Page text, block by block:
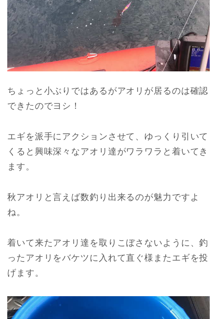
ちょっと小ぶりではあるがアオリが居るのは確認
できたのでヨシ！
エギを派手にアクションさせて、ゆっくり引いて
くると興味深々なアオリ達がワラワラと着いてき
ます。
秋アオリと言えば数釣り出来るのが魅力ですよ
ね。
着いて来たアオリ達を取りこぼさないように、釣
ったアオリをバケツに入れて直ぐ様またエギを投
げます。